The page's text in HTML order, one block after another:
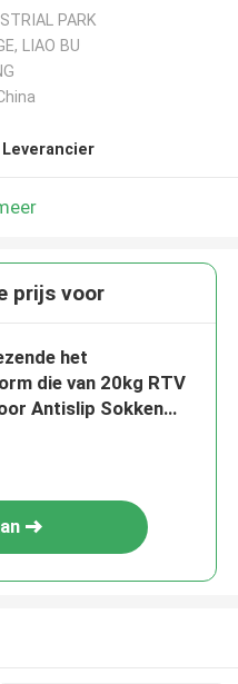
PARK
LIAO BU
prijs voor
het
die van 20kg RTV
Antislip Sokken